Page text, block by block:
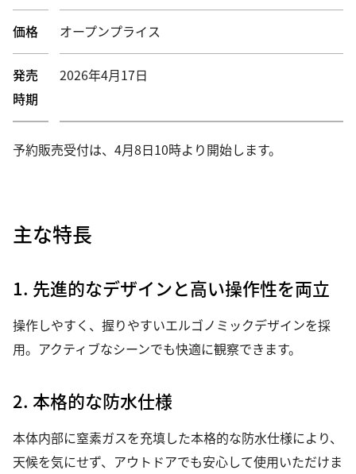
価格 オープンプライス
発売
時期
2026年4月17日
予約販売受付は、4月8日10時より開始します。
主な特長
1. 先進的なデザインと高い操作性を両立
操作しやすく、握りやすいエルゴノミックデザインを採
用。アクティブなシーンでも快適に観察できます。
2. 本格的な防水仕様
本体内部に窒素ガスを充填した本格的な防水仕様により、
天候を気にせず、アウトドアでも安心して使用いただけま